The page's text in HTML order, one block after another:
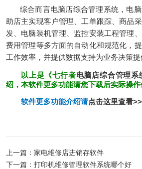
综合而言电脑店综合管理系统 ， 电
助店主实现客户管理 、工单跟踪、商品采
发、电脑装机管理、 监控安装工程管理
费用管理等多方面的自动化和规范化，
工作效率，并提供数据支持为业务决策提
以上是《七行者电脑店综合管理系
绍，本软件更多功能请您下载后实际操作
软件更多功能介绍请点击这里查看
上一篇： 家电维修店进销存软件
下一篇： 打印机维修管理软件系统哪个好